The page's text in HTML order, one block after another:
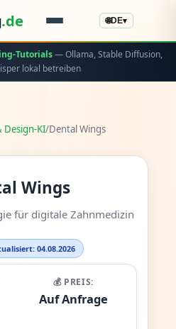
.de 🌐DE▾
Tutorials— Ollama, Stable Diffusion,
lokal betreiben
Design-KI/Dental Wings
Wings
für digitale Zahnmedizin
04.08.2026
💰 PREIS:
Auf Anfrage